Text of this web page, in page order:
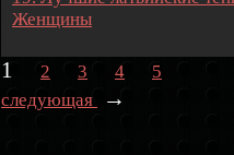
Женщины
1 2 3 4
5
следующая
→